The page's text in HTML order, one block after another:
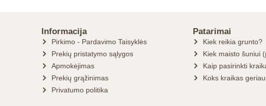
Informacija
Pirkimo - Pardavimo Taisyklės
Prekių pristatymo sąlygos
Apmokėjimas
Prekių grąžinimas
Privatumo politika
Patarimai
Kiek reikia grunto?
Kiek maisto šuniui
Kaip pasirinkti
Koks kraikas